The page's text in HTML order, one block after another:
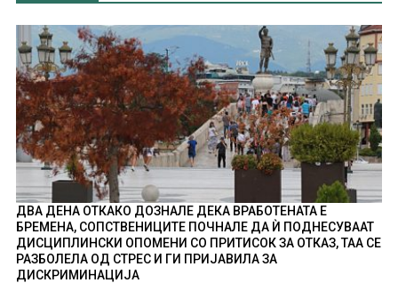
ДВА ДЕНА ОТКАКО ДОЗНАЛЕ ДЕКА ВРАБОТЕНАТА Е
БРЕМЕНА, СОПСТВЕНИЦИТЕ ПОЧНАЛЕ ДА Ѝ ПОДНЕСУВААТ
ДИСЦИПЛИНСКИ ОПОМЕНИ СО ПРИТИСОК ЗА ОТКАЗ, ТАА СЕ
РАЗБОЛЕЛА ОД СТРЕС И ГИ ПРИЈАВИЛА ЗА
ДИСКРИМИНАЦИЈА